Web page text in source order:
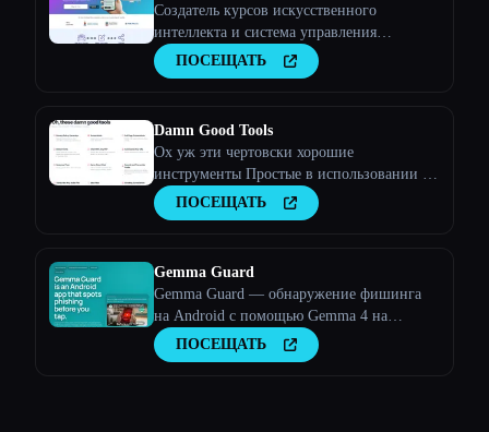
Создатель курсов искусственного
интеллекта и система управления
обучением
ПОСЕЩАТЬ
Damn Good Tools
Ох уж эти чертовски хорошие
инструменты Простые в использовании и
интересные инструменты — бесплатные (и
с открытым исходным кодом).
ПОСЕЩАТЬ
Gemma Guard
Gemma Guard — обнаружение фишинга
на Android с помощью Gemma 4 на
устройстве
ПОСЕЩАТЬ